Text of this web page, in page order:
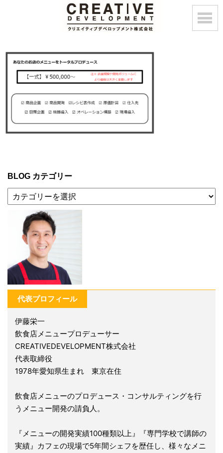
BLOG カテゴリー
代表プロフィール
伊藤栄一
飲食店メニュープロデューサー
CREATIVEDEVELOPMENT株式会社
代表取締役
1978年愛知県生まれ 東京在住
飲食店メニューのプロデュース・コンサルティングを行
うメニュー開発の請負人。
『メニューの開発実績100種類以上』『専門学校で講師の
実績』カフェの現場で5年間シェフを歴任し、様々なメニ